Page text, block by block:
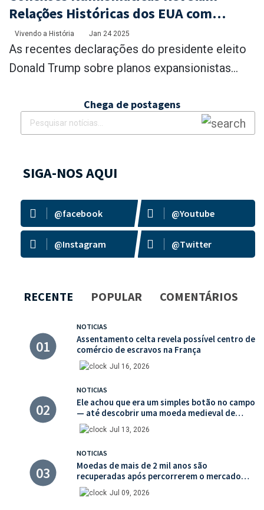
Relações Históricas dos EUA com
Panamá, Groenlândia e Canadá
Vivendo a História Jan 24 2025
As recentes declarações do presidente eleito
Donald Trump sobre planos expansionistas...
Chega de postagens
SIGA-NOS AQUI
@facebook @Youtube
@Instagram @Twitter
RECENTE POPULAR COMENTÁRIOS
NOTICIAS
Assentamento celta revela possível centro de
comércio de escravos na França
Jul 16, 2026
NOTICIAS
Ele achou que era um simples botão no campo
— até descobrir uma moeda medieval de
valor histórico incalculável
Jul 13, 2026
NOTICIAS
Moedas de mais de 2 mil anos são
recuperadas após percorrerem o mercado
ilegal de antiguidades
Jul 09, 2026